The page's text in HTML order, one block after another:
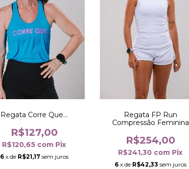
Regata Corre Que...
R$127,00
R$120,65 com Pix
6 x de R$21,17 sem juros
Regata FP Run
Compressão Feminina
R$254,00
R$241,30 com Pix
6 x de R$42,33 sem juros